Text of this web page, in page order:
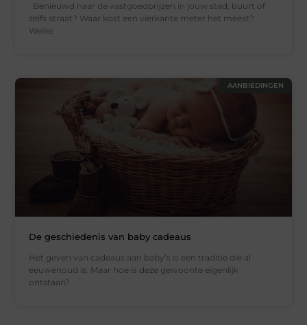
Benieuwd naar de vastgoedprijzen in jouw stad, buurt of
zelfs straat? Waar kost een vierkante meter het meest?
Welke
AANBIEDINGEN
De geschiedenis van baby cadeaus
Het geven van cadeaus aan baby’s is een traditie die al
eeuwenoud is. Maar hoe is deze gewoonte eigenlijk
ontstaan?